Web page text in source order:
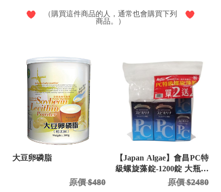
（購買這件商品的人，通常也會購買下列
商品。）
大豆卵磷脂
原價 $480
【Japan Algae】會昌PC特
級螺旋藻錠-1200錠 大瓶送
原價 $2480